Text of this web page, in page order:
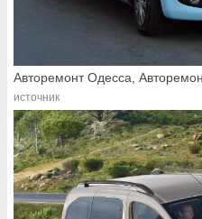
Авторемонт Одесса,
источник